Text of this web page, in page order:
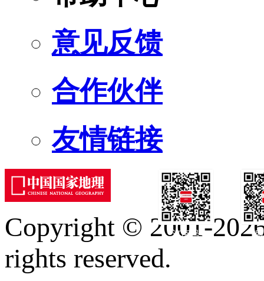
意见反馈
合作伙伴
友情链接
订阅号
Copyright © 2001-
rights reserved.